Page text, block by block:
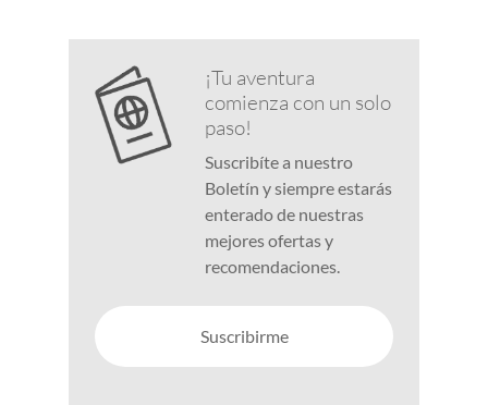
¡Tu aventura
comienza con un solo
paso!
Suscribíte a nuestro
Boletín y siempre estarás
enterado de nuestras
mejores ofertas y
recomendaciones.
Suscribirme